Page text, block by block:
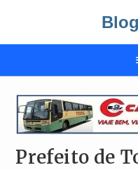
o
Prefeito de